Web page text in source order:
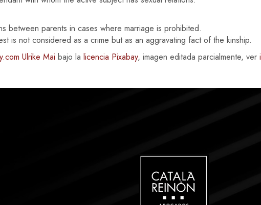
between parents in cases where marriage is prohibited.
is not considered as a crime but as an aggravating fact of the kinship.
Ulrike Mai bajo la licencia Pixabay, imagen editada parcialmente, ver